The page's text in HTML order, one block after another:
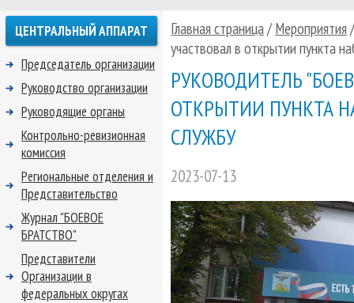
Главная страница/ Мероприятия
участвовал в открытии пункта
РУКОВОДИТЕЛЬ
ОТКРЫТИИ ПУНКТА
СЛУЖБУ
2023-07-13
ЦЕНТРАЛЬНЫЙ АППАРАТ
Председатель организации
Руководство организации
Руководящие органы
Контрольно-ревизионная
комиссия
Региональные отделения и
Представительство
Журнал "БОЕВОЕ
БРАТСТВО"
Представители
Организации в
федеральных округах